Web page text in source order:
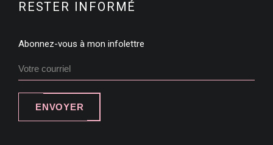
RESTER INFORMÉ
Abonnez-vous à mon infolettre
ENVOYER